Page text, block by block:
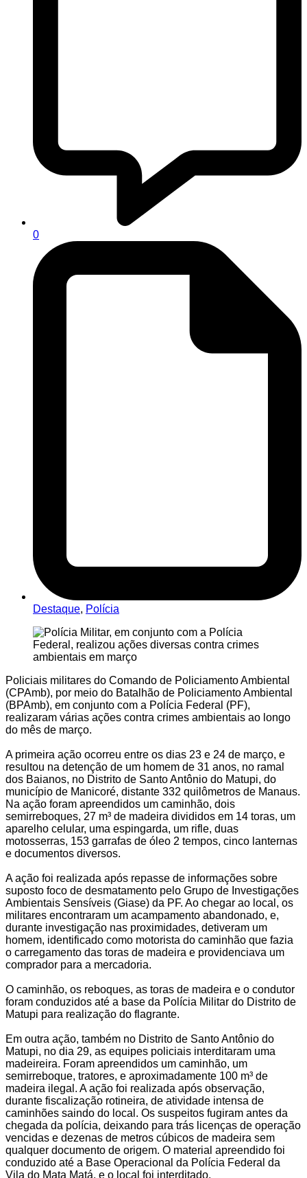
0
Destaque, Polícia
Policiais militares do Comando de Policiamento Ambiental
(CPAmb), por meio do Batalhão de Policiamento Ambiental
(BPAmb), em conjunto com a Polícia Federal (PF),
realizaram várias ações contra crimes ambientais ao longo
do mês de março.
A primeira ação ocorreu entre os dias 23 e 24 de março, e
resultou na detenção de um homem de 31 anos, no ramal
dos Baianos, no Distrito de Santo Antônio do Matupi, do
município de Manicoré, distante 332 quilômetros de Manaus.
Na ação foram apreendidos um caminhão, dois
semirreboques, 27 m³ de madeira divididos em 14 toras, um
aparelho celular, uma espingarda, um rifle, duas
motosserras, 153 garrafas de óleo 2 tempos, cinco lanternas
e documentos diversos.
A ação foi realizada após repasse de informações sobre
suposto foco de desmatamento pelo Grupo de Investigações
Ambientais Sensíveis (Giase) da PF. Ao chegar ao local, os
militares encontraram um acampamento abandonado, e,
durante investigação nas proximidades, detiveram um
homem, identificado como motorista do caminhão que fazia
o carregamento das toras de madeira e providenciava um
comprador para a mercadoria.
O caminhão, os reboques, as toras de madeira e o condutor
foram conduzidos até a base da Polícia Militar do Distrito de
Matupi para realização do flagrante.
Em outra ação, também no Distrito de Santo Antônio do
Matupi, no dia 29, as equipes policiais interditaram uma
madeireira. Foram apreendidos um caminhão, um
semirreboque, tratores, e aproximadamente 100 m³ de
madeira ilegal. A ação foi realizada após observação,
durante fiscalização rotineira, de atividade intensa de
caminhões saindo do local. Os suspeitos fugiram antes da
chegada da polícia, deixando para trás licenças de operação
vencidas e dezenas de metros cúbicos de madeira sem
qualquer documento de origem. O material apreendido foi
conduzido até a Base Operacional da Polícia Federal da
Vila do Mata Matá, e o local foi interditado.